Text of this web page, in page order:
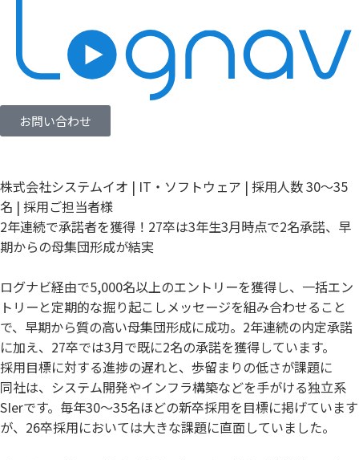
お問い合わせ
株式会社システムイオ | IT・ソフトウェア | 採用人数 30〜35
名 | 採用ご担当者様
2年連続で承諾者を獲得！27卒は3年生3月時点で2名承諾、早
期からの母集団形成が結実
ログナビ経由で5,000名以上のエントリーを獲得し、一括エン
トリーと定期的な掘り起こしメッセージを組み合わせること
で、早期から質の高い母集団形成に成功。2年連続の内定承諾
に加え、27卒では3月で既に2名の承諾を獲得しています。
採用目標に対する進捗の遅れと、歩留まりの低さが課題に
同社は、システム開発やインフラ構築などを手がける独立系
SIerです。毎年30〜35名ほどの新卒採用を目標に掲げています
が、26卒採用においては大きな課題に直面していました。